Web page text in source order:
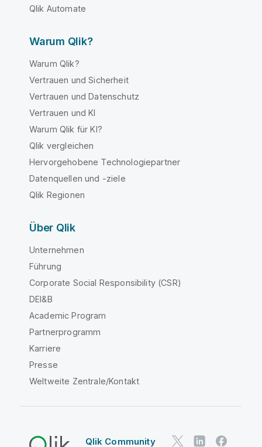
Qlik Automate
Warum Qlik?
Warum Qlik?
Vertrauen und Sicherheit
Vertrauen und Datenschutz
Vertrauen und KI
Warum Qlik für KI?
Qlik vergleichen
Hervorgehobene Technologiepartner
Datenquellen und -ziele
Qlik Regionen
Über Qlik
Unternehmen
Führung
Corporate Social Responsibility (CSR)
DEI&B
Academic Program
Partnerprogramm
Karriere
Presse
Weltweite Zentrale/Kontakt
Qlik Community